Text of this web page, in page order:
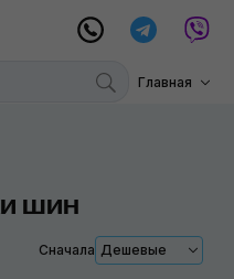
Главная
шин
Сначала Дешевые